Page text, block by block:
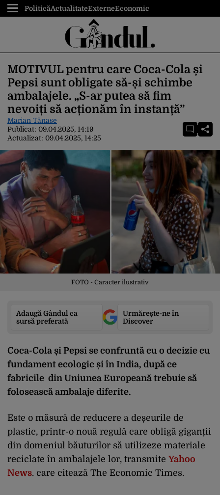
PoliticăActualitateExterneEconomic
MOTIVUL pentru care Coca-Cola și
Pepsi sunt obligate să-și schimbe
ambalajele. „S-ar putea să fim
nevoiți să acționăm în instanță”
Marian Tănase
Publicat: 09.04.2025, 14:19
Actualizat: 09.04.2025, 14:25
FOTO - Caracter ilustrativ
Adaugă Gândul ca
sursă preferată
Urmărește-ne în
Discover
Coca-Cola și Pepsi se confruntă cu o decizie cu
fundament ecologic și în India, după ce
fabricile din Uniunea Europeană trebuie să
folosească ambalaje diferite.
Este o măsură de reducere a deșeurile de
plastic, printr-o nouă regulă care obligă giganții
din domeniul băuturilor să utilizeze materiale
reciclate în ambalajele lor, transmite Yahoo
News. care citează The Economic Times.